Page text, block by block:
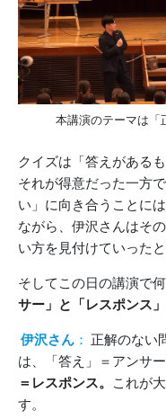
本講演のテーマは「
クイズは「答えがある
それが得意だった一方
い」に向き合うことに
ながら、伊沢さんはそ
い方を見付けていったと
そしてこの日の講演で
サー」と「レスポンス」
伊沢さん ： 正解のない
は、「答え」＝アンサー
＝レスポンス。
これが
す。